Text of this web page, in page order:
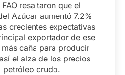
resaltaron que el
Azúcar aumentó 7.2%
crecientes expectativas
exportador de ese
caña para producir
el alza de los precios
petróleo crudo.